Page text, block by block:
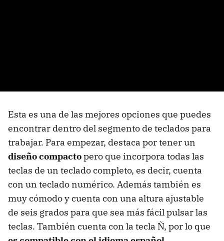
Esta es una de las mejores opciones que puedes
encontrar dentro del segmento de teclados para
trabajar. Para empezar, destaca por tener un
diseño compactopero que incorpora todas las
teclas de un teclado completo, es decir, cuenta
con un teclado numérico. Además también es
muy cómodo y cuenta con una altura ajustable
de seis grados para que sea más fácil pulsar las
teclas. También cuenta con la tecla Ñ, por lo que